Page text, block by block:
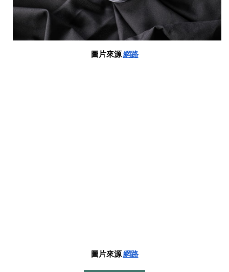
圖片來源網路
圖片來源網路